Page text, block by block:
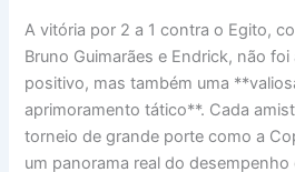
A vitória por 2 a 1 contra o Egito,
Bruno Guimarães e Endrick, não
positivo, mas também uma
aprimoramento tático**. Cada
torneio de grande porte como a
um panorama real do